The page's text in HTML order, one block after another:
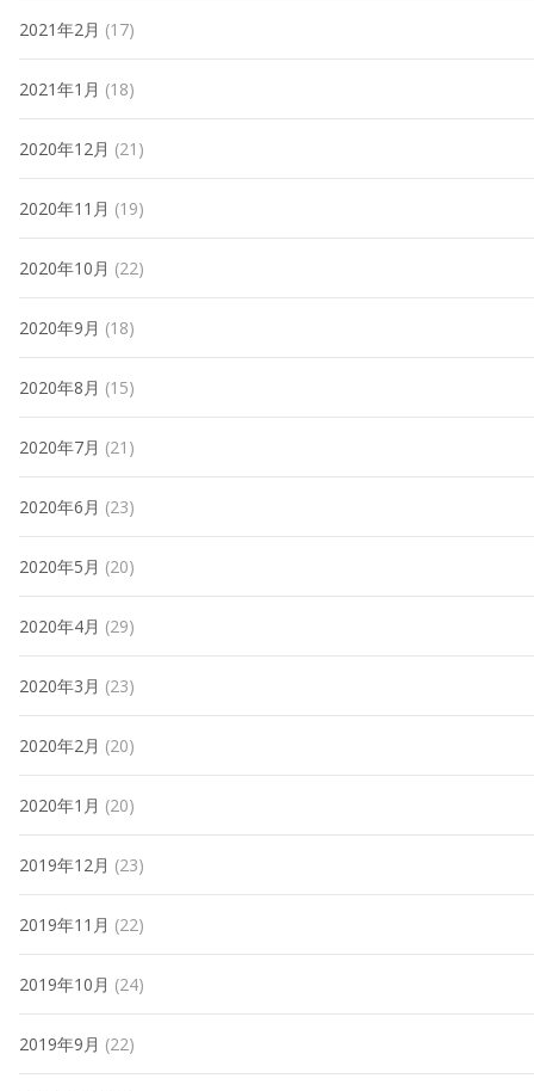
2021年2月 (17)
2021年1月 (18)
2020年12月 (21)
2020年11月 (19)
2020年10月 (22)
2020年9月 (18)
2020年8月 (15)
2020年7月 (21)
2020年6月 (23)
2020年5月 (20)
2020年4月 (29)
2020年3月 (23)
2020年2月 (20)
2020年1月 (20)
2019年12月 (23)
2019年11月 (22)
2019年10月 (24)
2019年9月 (22)